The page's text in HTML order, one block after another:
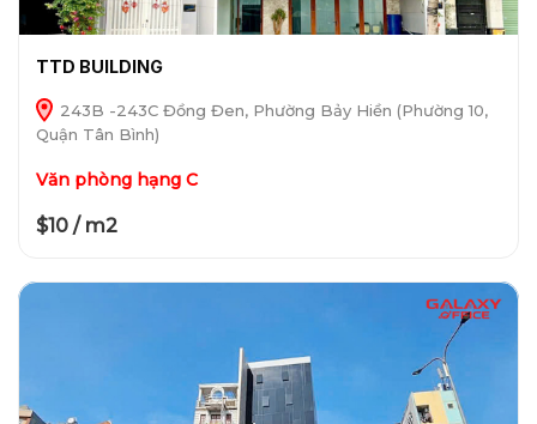
TTD BUILDING
243B -243C Đồng Đen, Phường Bảy Hiền (Phường 10,
Quận Tân Bình)
Văn phòng hạng C
$10 / m2